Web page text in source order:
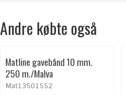
Andre købte også
Matline gavebånd 10 mm.
250 m./Malva
Mat13501552